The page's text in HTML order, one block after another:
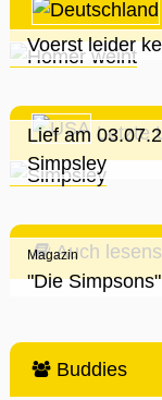
Voerst leider
Letzte
Lief am
Simpsley
Auch
Magazin
"Die
Buddies